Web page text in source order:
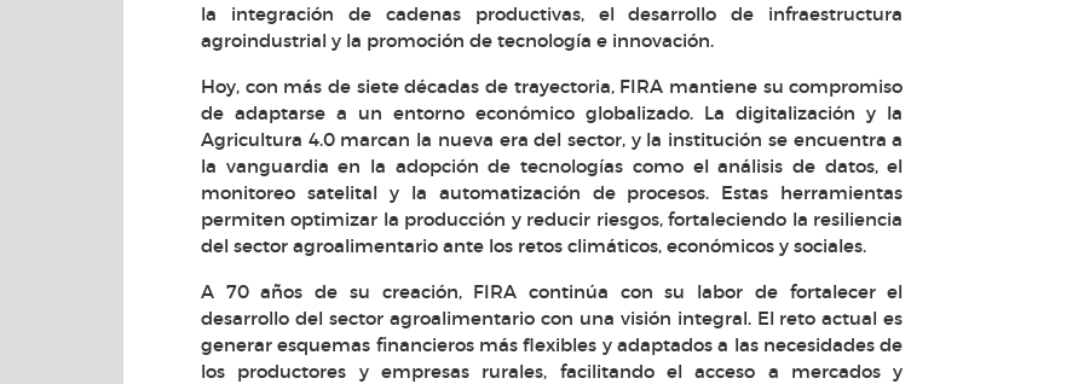
la integración de cadenas productivas, el desarrollo de infraestructura
agroindustrial y la promoción de tecnología e innovación.
Hoy, con más de siete décadas de trayectoria, FIRA mantiene su compromiso
de adaptarse a un entorno económico globalizado. La digitalización y la
Agricultura 4.0 marcan la nueva era del sector, y la institución se encuentra a
la vanguardia en la adopción de tecnologías como el análisis de datos, el
monitoreo satelital y la automatización de procesos. Estas herramientas
permiten optimizar la producción y reducir riesgos, fortaleciendo la resiliencia
del sector agroalimentario ante los retos climáticos, económicos y sociales.
A 70 años de su creación, FIRA continúa con su labor de fortalecer el
desarrollo del sector agroalimentario con una visión integral. El reto actual es
generar esquemas financieros más flexibles y adaptados a las necesidades de
los productores y empresas rurales, facilitando el acceso a mercados y